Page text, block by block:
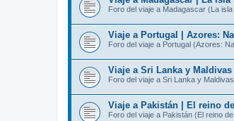
Foro del viaje a Madagascar (La
Viaje a Portugal | Azores:
Foro del viaje a Portugal (Azores:
Viaje a Sri Lanka y
Foro del viaje a Sri Lanka y
Viaje a Pakistán | El reino
Foro del viaje a Pakistán (El reino